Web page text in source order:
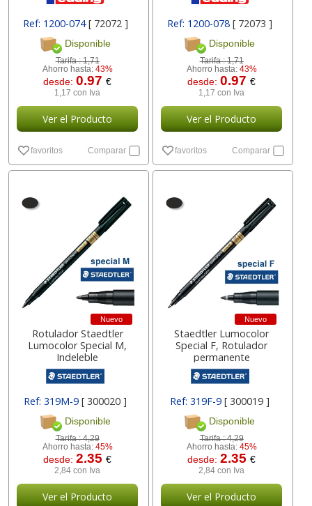
Ref: 1200-074[ 72072 ]
Disponible
Tarifa :1,71
Ahorro hasta: 43%
desde:0.97€
1,17 con Iva
Ver el Producto
favoritos Comparar
Ref: 1200-078 [ 72073 ]
Disponible
Tarifa :1,71
Ahorro hasta: 43%
desde:0.97€
1,17 con Iva
Ver el Producto
favoritos Comparar
Nuevo
Rotulador Staedtler
Lumocolor Special M,
Indeleble
Ref: 319M-9[ 300020 ]
Disponible
Tarifa :4,29
Ahorro hasta: 45%
desde:2.35€
2,84 con Iva
Ver el Producto
Nuevo
Staedtler Lumocolor
Special F, Rotulador
permanente
Ref: 319F-9 [ 300019 ]
Disponible
Tarifa :4,29
Ahorro hasta: 45%
desde:2.35€
2,84 con Iva
Ver el Producto